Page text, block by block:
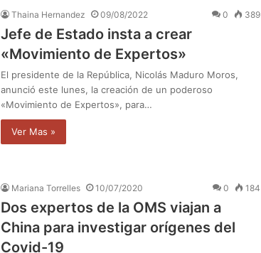
Thaina Hernandez 09/08/2022 0 389
Jefe de Estado insta a crear
«Movimiento de Expertos»
El presidente de la República, Nicolás Maduro Moros,
anunció este lunes, la creación de un poderoso
«Movimiento de Expertos», para…
Ver Mas »
Mariana Torrelles 10/07/2020 0 184
Dos expertos de la OMS viajan a
China para investigar orígenes del
Covid-19